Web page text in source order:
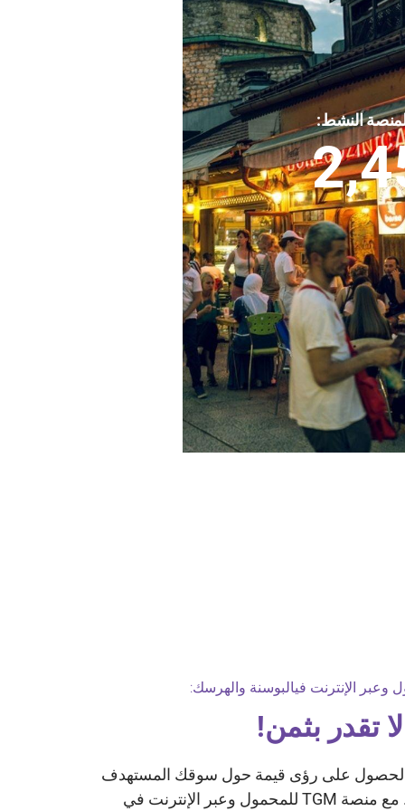
النشط:
تقدر بثمن!
على رؤى قيمة حول سوقك المستهدف
يمكن أن يكون محورا حاسما. مع منصة TGM للمحمول وعبر الإنترنت في